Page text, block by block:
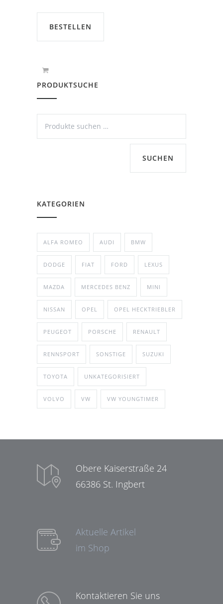
€189,00
BESTELLEN
PRODUKTSUCHE
SUCHEN
KATEGORIEN
ALFA ROMEO AUDI BMW
DODGE FIAT FORD LEXUS
MAZDA MERCEDES BENZ MINI
NISSAN OPEL OPEL HECKTRIEBLER
PEUGEOT PORSCHE RENAULT
RENNSPORT SONSTIGE SUZUKI
TOYOTA UNKATEGORISIERT
VOLVO VW VW YOUNGTIMER
Obere Kaiserstraße 24
66386 St. Ingbert
Aktuelle Artikel
im Shop
Kontaktieren Sie uns